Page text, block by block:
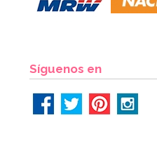
Síguenos en